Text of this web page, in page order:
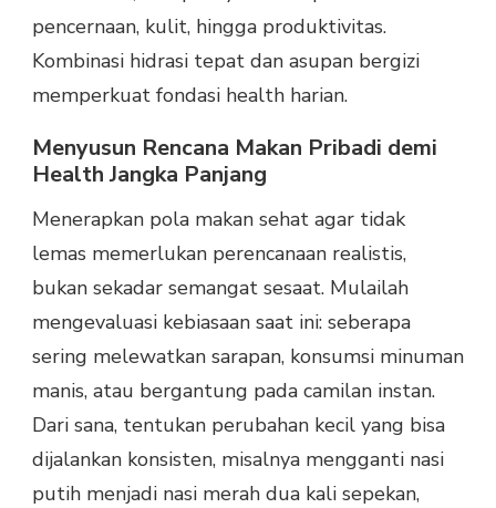
pencernaan, kulit, hingga produktivitas.
Kombinasi hidrasi tepat dan asupan bergizi
memperkuat fondasi health harian.
Menyusun Rencana Makan Pribadi demi
Health Jangka Panjang
Menerapkan pola makan sehat agar tidak
lemas memerlukan perencanaan realistis,
bukan sekadar semangat sesaat. Mulailah
mengevaluasi kebiasaan saat ini: seberapa
sering melewatkan sarapan, konsumsi minuman
manis, atau bergantung pada camilan instan.
Dari sana, tentukan perubahan kecil yang bisa
dijalankan konsisten, misalnya mengganti nasi
putih menjadi nasi merah dua kali sepekan,